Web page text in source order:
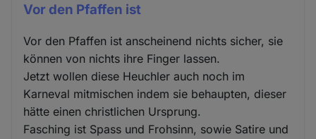
Vor den Pfaffen ist
Vor den Pfaffen ist anscheinend nichts sicher, sie
können von nichts ihre Finger lassen.
Jetzt wollen diese Heuchler auch noch im
Karneval mitmischen indem sie behaupten, dieser
hätte einen christlichen Ursprung.
Fasching ist Spass und Frohsinn, sowie Satire und